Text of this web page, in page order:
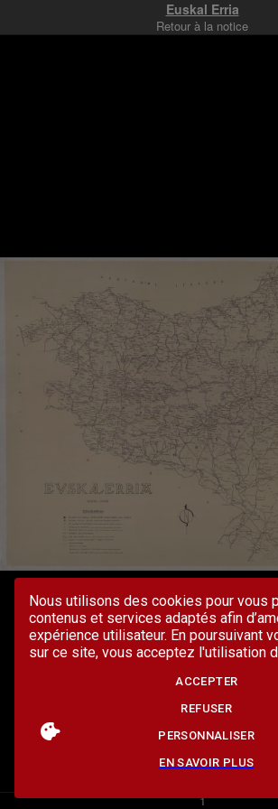
Nous utilisons des cookies pour vous
contenus et services adaptés afin
expérience utilisateur. En poursuivant
sur ce site, vous acceptez l'utilisation
ACCEPTER
REFUSER
PERSONNALISER
EN SAVOIR PLUS